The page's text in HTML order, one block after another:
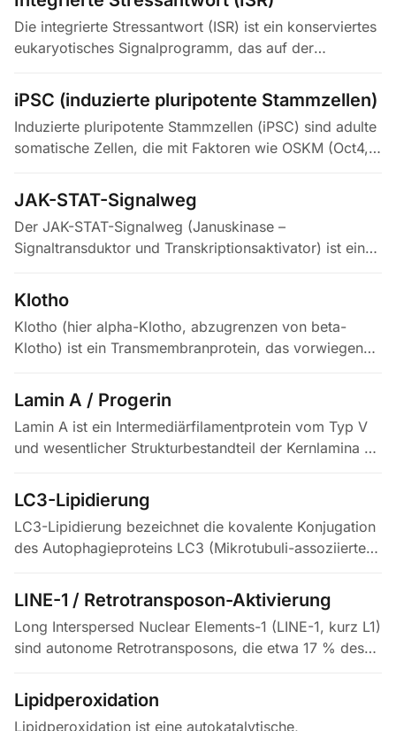
Die integrierte Stressantwort (ISR) ist ein konserviertes
eukaryotisches Signalprogramm, das auf der
eukaryotischen Initiationsfaktors…
iPSC (induzierte pluripotente Stammzellen)
Induzierte pluripotente Stammzellen (iPSC) sind adulte
somatische Zellen, die mit Faktoren wie OSKM (Oct4,
reprogrammiert werden…
JAK-STAT-Signalweg
Der JAK-STAT-Signalweg (Januskinase –
Signaltransduktor und Transkriptionsaktivator) ist eine
Zytokine und Wachstumsfaktoren,…
Klotho
Klotho (hier alpha-Klotho, abzugrenzen von beta-
Klotho) ist ein Transmembranprotein, das vorwiegend
proteolytischer Spaltung auch als…
Lamin A / Progerin
Lamin A ist ein Intermediärfilamentprotein vom Typ V
und wesentlicher Strukturbestandteil der Kernlamina –
das für Kernform,…
LC3-Lipidierung
LC3-Lipidierung bezeichnet die kovalente Konjugation
des Autophagieproteins LC3 (Mikrotubuli-assoziiertes
(PE) in der…
LINE-1 / Retrotransposon-Aktivierung
Long Interspersed Nuclear Elements-1 (LINE-1, kurz L1)
sind autonome Retrotransposons, die etwa 17 % des
Proteine ORF1p und ORF2p,…
Lipidperoxidation
Lipidperoxidation ist eine autokatalytische,